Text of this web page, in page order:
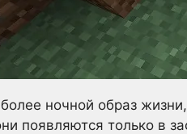
ночной образ
появляются только в